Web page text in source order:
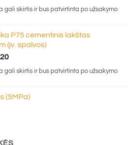
range:
€16.50
gali skirtis ir bus patvirtinta po užsakymo
P75 cementinis lakštas
(įv. spalvos)
Price
range:
€6.20
gali skirtis ir bus patvirtinta po užsakymo
(5MPa)